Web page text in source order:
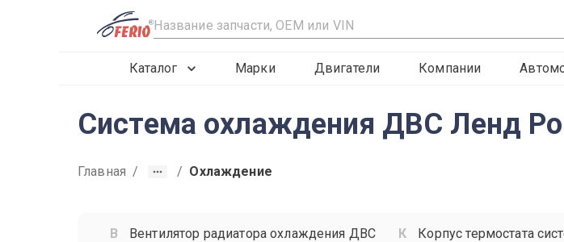
R
Каталог Марки Двигатели Компании
Система охлаждения ДВС Ленд
Главная / / Охлаждение
Вентилятор радиатора охлаждения ДВС
Корпус термостата